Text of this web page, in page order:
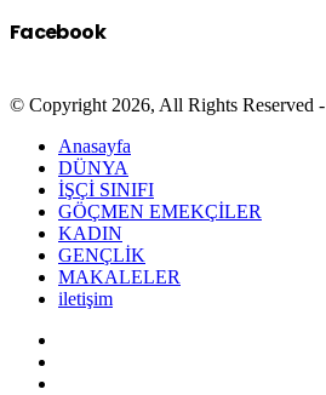
Facebook
© Copyright 2026, All Rights Reserved -
Anasayfa
DÜNYA
İŞÇİ SINIFI
GÖÇMEN EMEKÇİLER
KADIN
GENÇLİK
MAKALELER
iletişim